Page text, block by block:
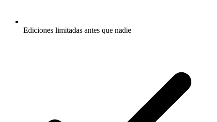
Ediciones limitadas antes que nadie